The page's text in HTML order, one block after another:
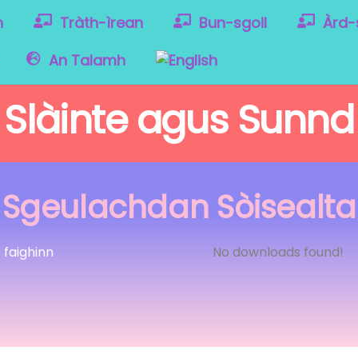
Tràth-ìrean Bun-sgoil
An Talamh
Slàinte agus Sunnd
Sgeulachdan Sòisealta
No downloads found!